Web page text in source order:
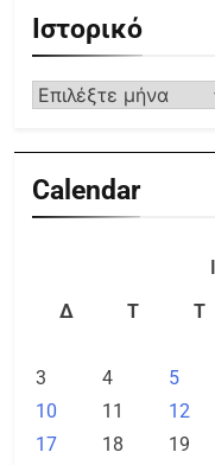
Ιστορικό
Calendar
Δ
Τ Τ
3
4 5
10
11 12
17
18 19